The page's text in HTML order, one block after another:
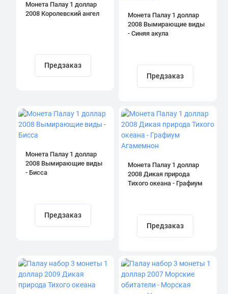
Монета Палау 1 доллар
2008 Королевский ангел
Предзаказ
Монета Палау 1 доллар
2008 Вымирающие виды
- Синяя акула
Предзаказ
Монета Палау 1 доллар
2008 Вымирающие виды
- Бисса
Предзаказ
Монета Палау 1 доллар
2008 Дикая природа
Тихого океана - Графиум
Предзаказ